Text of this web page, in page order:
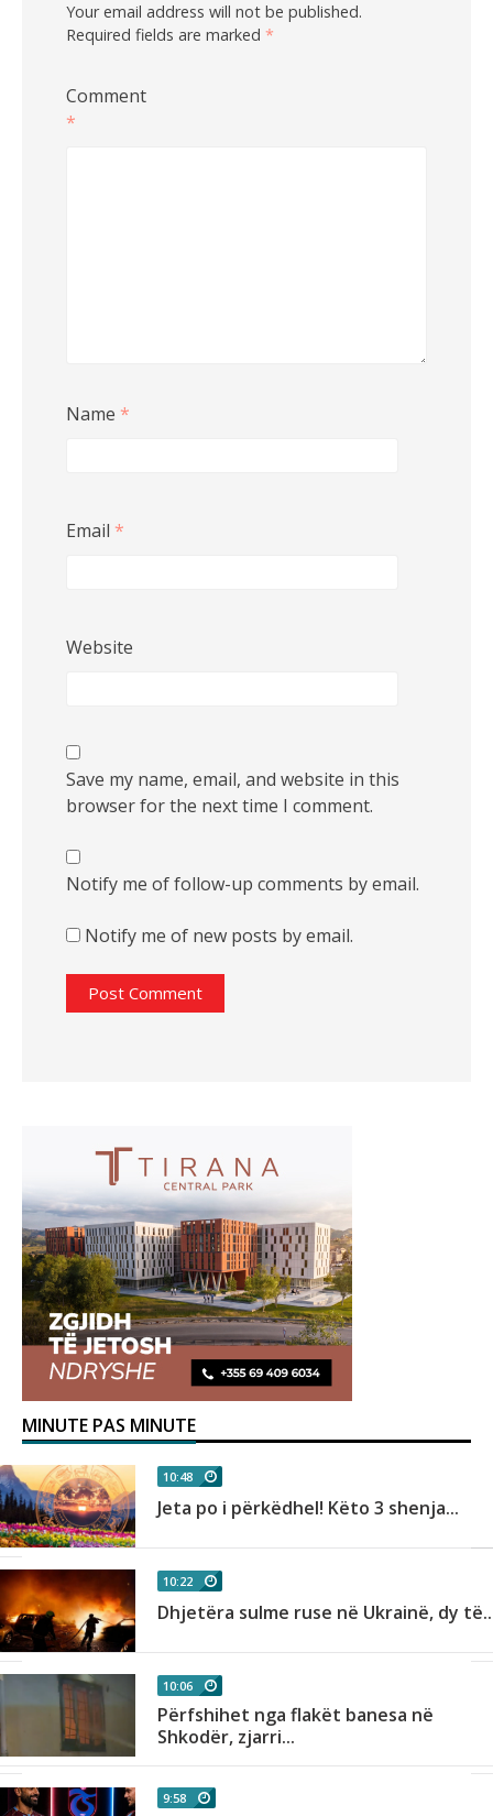
Your email address will not be published.
Required fields are marked *
Comment
*
Name *
Email *
Website
Save my name, email, and website in this
browser for the next time I comment.
Notify me of follow-up comments by email.
Notify me of new posts by email.
MINUTE PAS MINUTE
10:48
Jeta po i përkëdhel! Këto 3 shenja...
10:22
Dhjetëra sulme ruse në Ukrainë, dy
10:06
Përfshihet nga flakët banesa në
Shkodër, zjarri...
9:58